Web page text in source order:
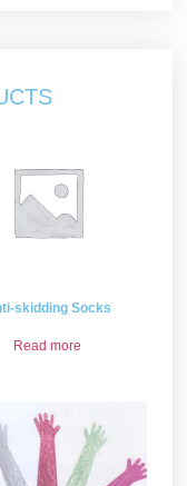
skidding Socks
Read more